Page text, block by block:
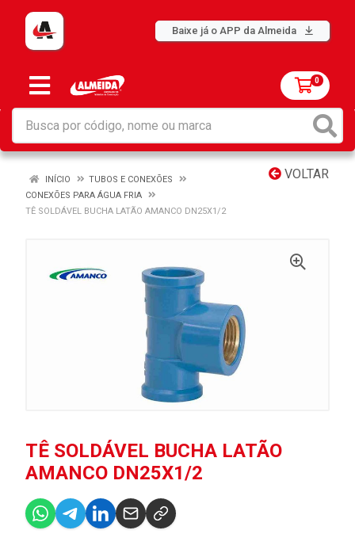
Baixe já o APP da Almeida
0
VOLTAR
INÍCIO
TUBOS E CONEXÕES
CONEXÕES PARA ÁGUA FRIA
TÊ SOLDÁVEL BUCHA LATÃO AMANCO DN25X1/2
TÊ SOLDÁVEL BUCHA LATÃO
AMANCO DN25X1/2